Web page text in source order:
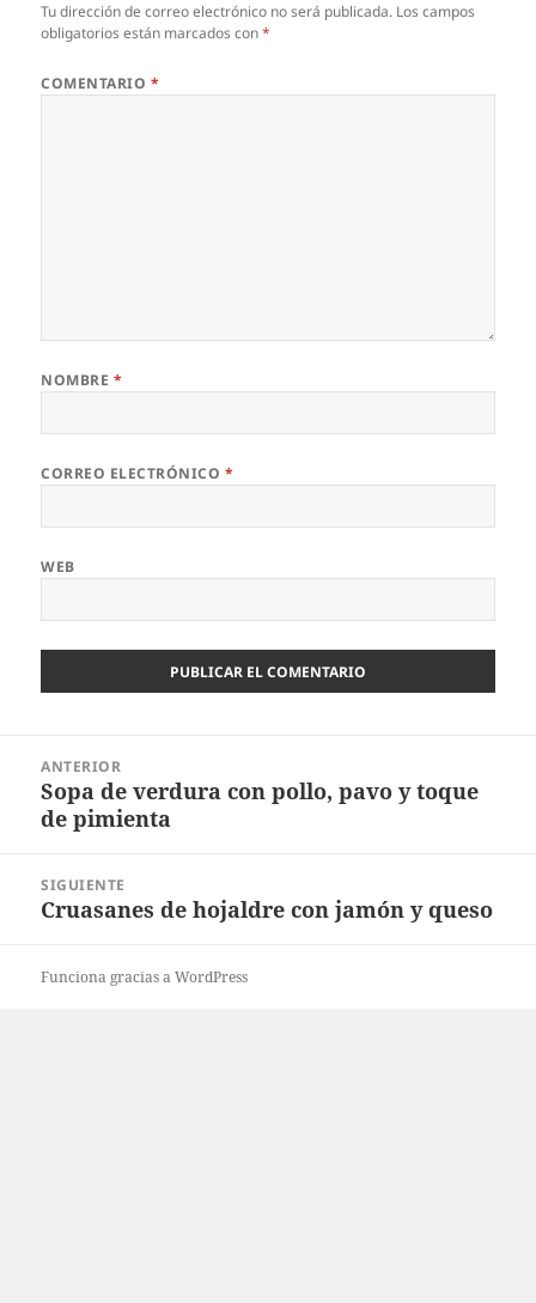
Tu dirección de correo electrónico no será publicada. Los campos
obligatorios están marcados con*
COMENTARIO *
NOMBRE *
CORREO ELECTRÓNICO *
WEB
entradas
ANTERIOR
Entrada
anterior:
Sopa de verdura con pollo, pavo y toque
de pimienta
SIGUIENTE
Entrada
Cruasanes de hojaldre con jamón y queso
Funciona gracias a WordPress